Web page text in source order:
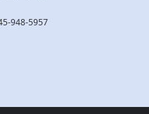
948-5957